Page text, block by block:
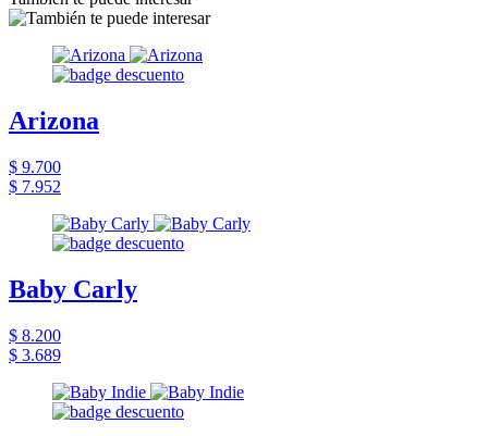
Arizona
$ 9.700
$ 7.952
Baby Carly
$ 8.200
$ 3.689